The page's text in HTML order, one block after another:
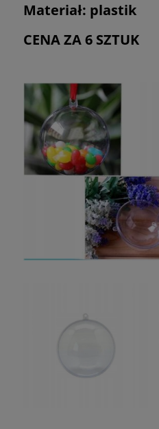
Materiał: plastik
CENA ZA 6 SZTUK